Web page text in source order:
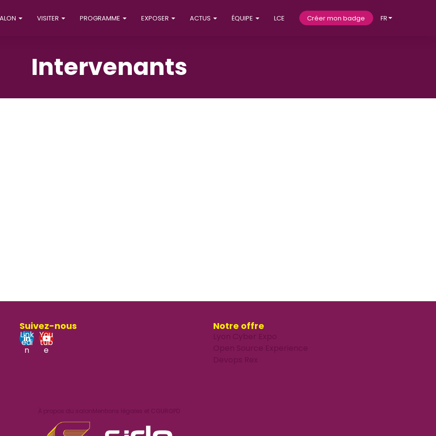
VISITER PROGRAMME EXPOSER ACTUS ÉQUIPE LCE Créer mon badge FR
Intervenants
Suivez-nous
Link
edi
n
You
tub
e
Notre offre
Lyon Cyber Expo
Open Source Experience
Devops Rex
À propos du salonMentions légales et CGURGPD